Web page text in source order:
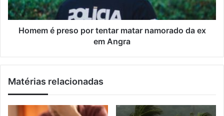
i
ç
p
r
r
e
t
e
Homem é preso por tentar matar namorado da ex
em Angra
Matérias relacionadas